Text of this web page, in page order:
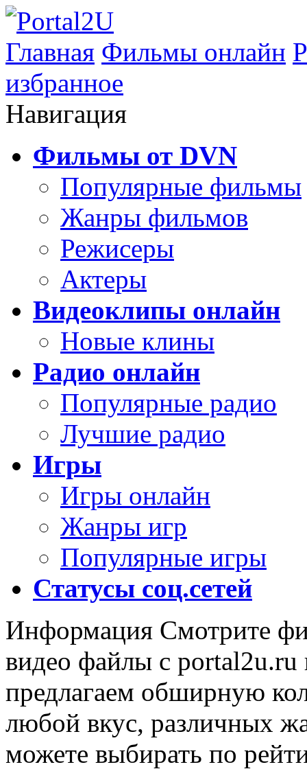
Главная Фильмы онлайн
избранное
Навигация
Фильмы от DVN
Популярные фильмы
Жанры фильмов
Режисеры
Актеры
Видеоклипы онлайн
Новые клины
Радио онлайн
Популярные радио
Лучшие радио
Игры
Игры онлайн
Жанры игр
Популярные игры
Статусы соц.сетей
Информация Смотрите
видео файлы с
предлагаем обширную
любой вкус, различных
можете выбирать по